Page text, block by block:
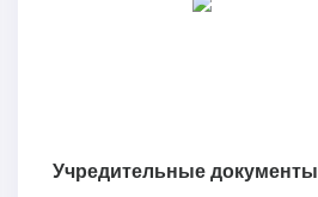
Учредительные документы